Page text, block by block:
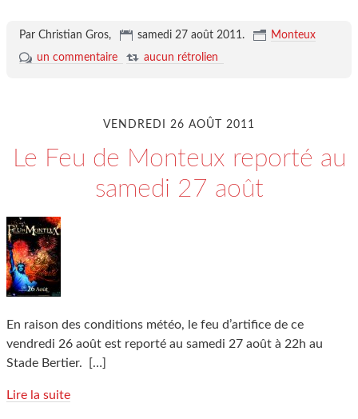
Par Christian Gros, samedi 27 août 2011.
Monteux
un commentaire
aucun rétrolien
VENDREDI 26 AOÛT 2011
Le Feu de Monteux reporté au
samedi 27 août
En raison des conditions météo, le feu d’artifice de ce
vendredi 26 août est reporté au samedi 27 août à 22h au
Stade Bertier.
[…]
Lire la suite